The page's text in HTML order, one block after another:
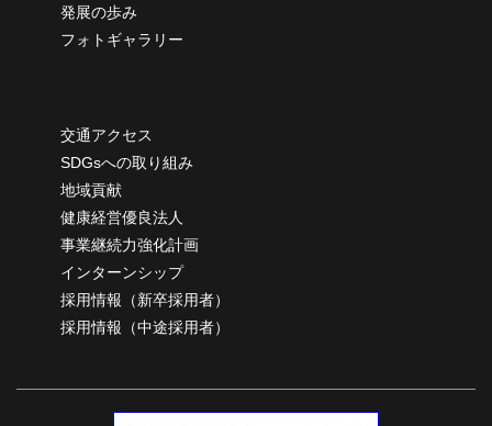
発展の歩み
フォトギャラリー
交通アクセス
SDGsへの取り組み
地域貢献
健康経営優良法人
事業継続力強化計画
インターンシップ
採用情報（新卒採用者）
採用情報（中途採用者）